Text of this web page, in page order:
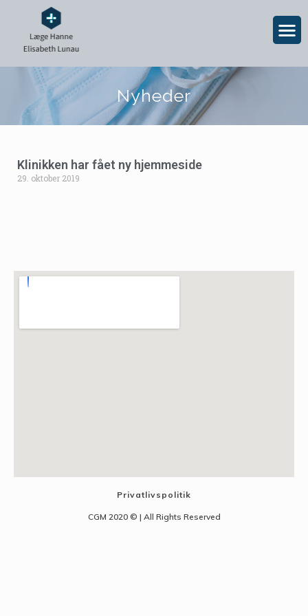
Nyheder
Klinikken har fået ny hjemmeside
29. oktober 2019
Privatlivspolitik
CGM 2020 ©​ | All Rights Reserved